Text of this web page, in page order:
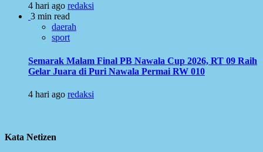
4 hari ago redaksi
3 min read
daerah
sport
Semarak Malam Final PB Nawala Cup 2026, RT 09 Raih
Gelar Juara di Puri Nawala Permai RW 010
4 hari ago redaksi
Kata Netizen